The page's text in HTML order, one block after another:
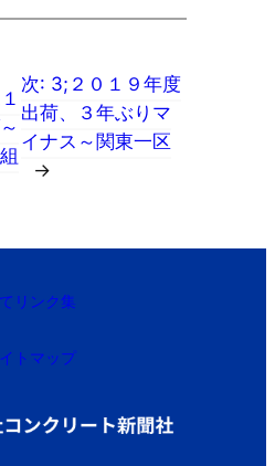
次: 3;２０１９年度
出荷、３年ぶりマ
イナス～関東一区
→
リンク集
トマップ